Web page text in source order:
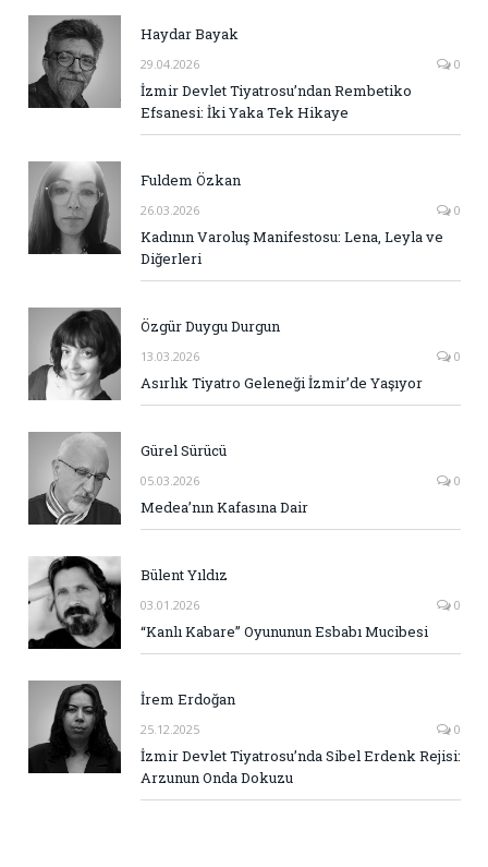
Haydar Bayak
29.04.2026 0
İzmir Devlet Tiyatrosu’ndan Rembetiko
Efsanesi: İki Yaka Tek Hikaye
Fuldem Özkan
26.03.2026 0
Kadının Varoluş Manifestosu: Lena, Leyla ve
Diğerleri
Özgür Duygu Durgun
13.03.2026 0
Asırlık Tiyatro Geleneği İzmir’de Yaşıyor
Gürel Sürücü
05.03.2026 0
Medea’nın Kafasına Dair
Bülent Yıldız
03.01.2026 0
“Kanlı Kabare” Oyununun Esbabı Mucibesi
İrem Erdoğan
25.12.2025 0
İzmir Devlet Tiyatrosu’nda Sibel Erdenk Rejisi:
Arzunun Onda Dokuzu